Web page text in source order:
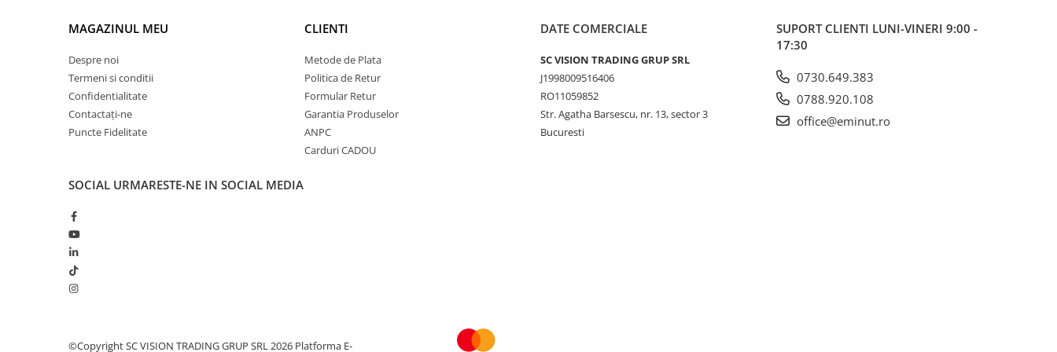
MAGAZINUL MEU
Despre noi
Termeni si conditii
Confidentialitate
Contactați-ne
Puncte Fidelitate
CLIENTI
Metode de Plata
Politica de Retur
Formular Retur
Garantia Produselor
ANPC
Carduri CADOU
DATE COMERCIALE
SC VISION TRADING GRUP SRL
J1998009516406
RO11059852
Str. Agatha Barsescu, nr. 13, sector 3
Bucuresti
SUPORT CLIENTI LUNI-VINERI 9:00 -
17:30
0730.649.383
0788.920.108
office@eminut.ro
SOCIAL URMARESTE-NE IN SOCIAL MEDIA
©Copyright SC VISION TRADING GRUP SRL 2026 Platforma E-